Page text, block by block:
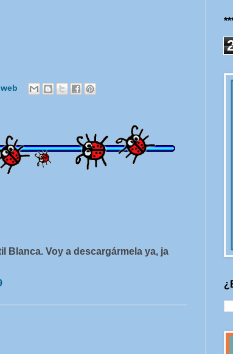
web
Blanca. Voy a descargármela ya, ja